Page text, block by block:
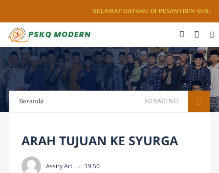
SELAMAT DATANG DI PESANTREN SENI
Beranda SUBMENU
ARAH TUJUAN KE SYURGA
Assiry Art 19.50